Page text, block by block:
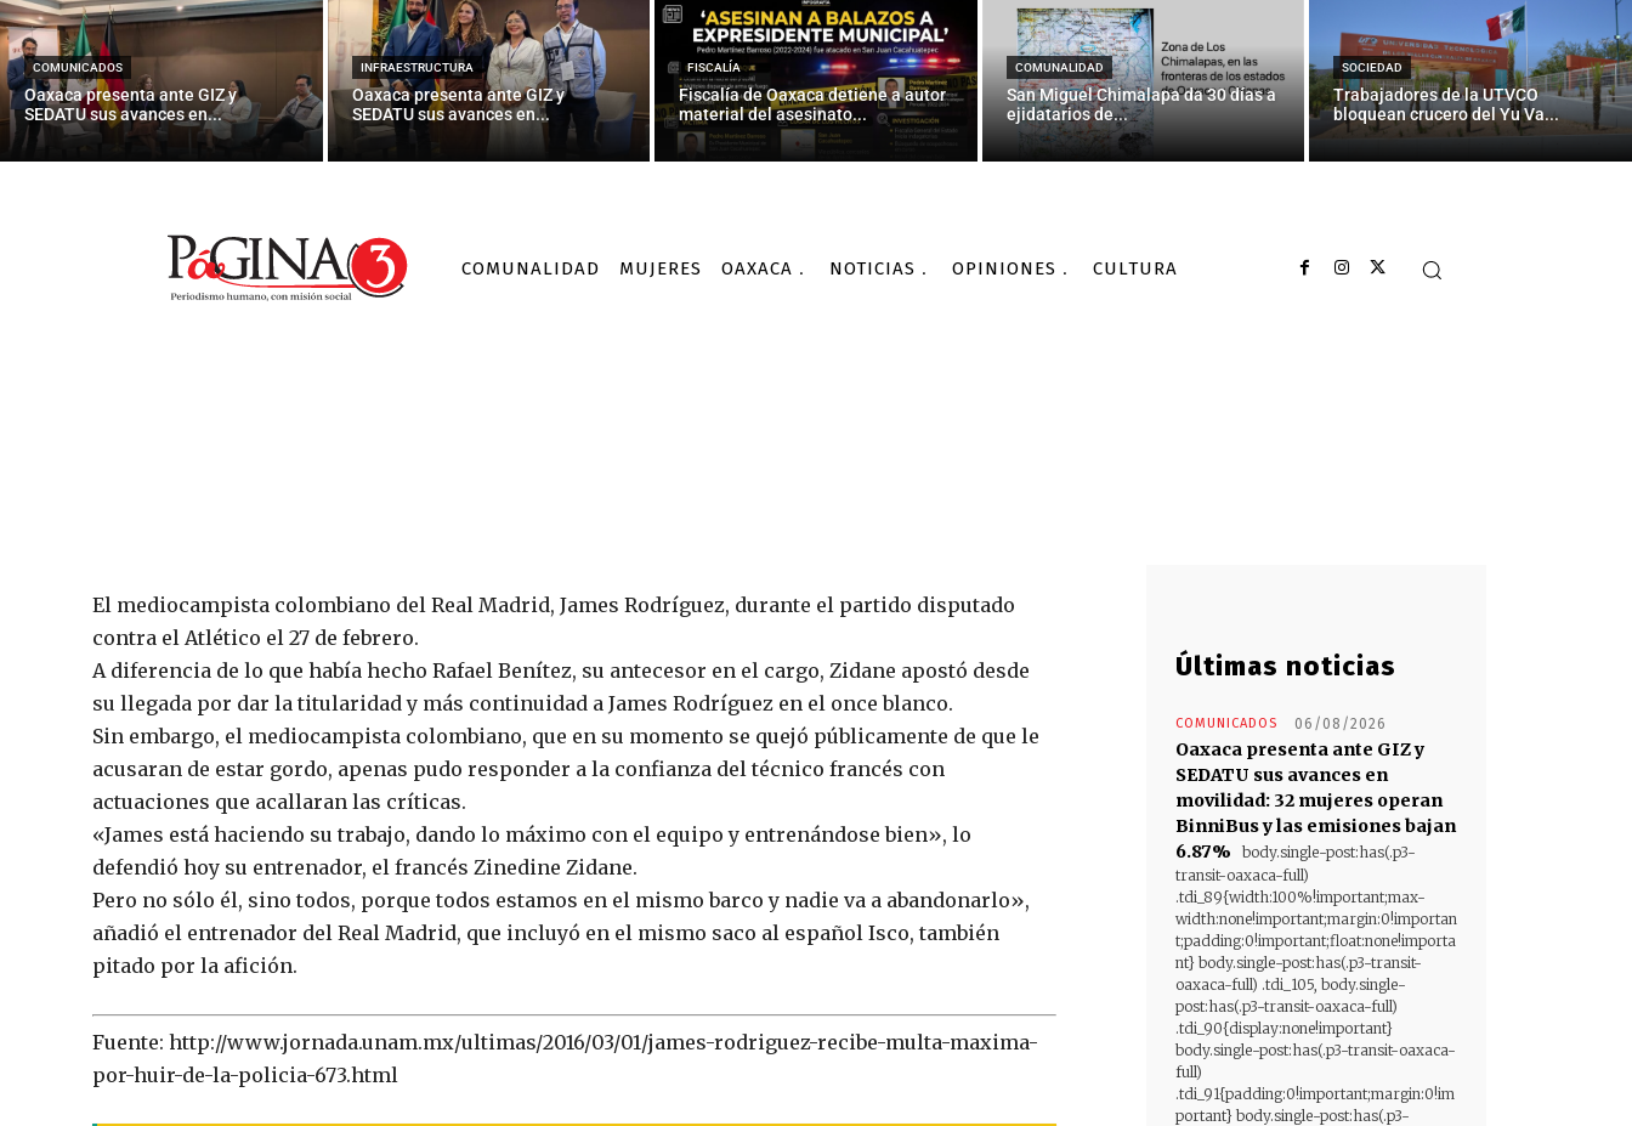
COMUNICADOS
Oaxaca presenta ante GIZ y
SEDATU sus avances en...
INFRAESTRUCTURA
Oaxaca presenta ante GIZ y
SEDATU sus avances en...
FISCALÍA
Fiscalía de Oaxaca detiene a autor
material del asesinato...
COMUNALIDAD
San Miguel Chimalapa da 30 días a
ejidatarios de...
SOCIEDAD
Trabajadores de la UTVCO
bloquean crucero del Yu Va...
COMUNALIDAD MUJERES OAXACA NOTICIAS OPINIONES CULTURA
policía — La Jornada
Por AGENCIA INFORMATIVA CONACYT - 02/03/2016
El mediocampista colombiano del Real Madrid, James Rodríguez, durante el partido disputado
contra el Atlético el 27 de febrero.
A diferencia de lo que había hecho Rafael Benítez, su antecesor en el cargo, Zidane apostó desde
su llegada por dar la titularidad y más continuidad a James Rodríguez en el once blanco.
Sin embargo, el mediocampista colombiano, que en su momento se quejó públicamente de que le
acusaran de estar gordo, apenas pudo responder a la confianza del técnico francés con
actuaciones que acallaran las críticas.
«James está haciendo su trabajo, dando lo máximo con el equipo y entrenándose bien», lo
defendió hoy su entrenador, el francés Zinedine Zidane.
Pero no sólo él, sino todos, porque todos estamos en el mismo barco y nadie va a abandonarlo»,
añadió el entrenador del Real Madrid, que incluyó en el mismo saco al español Isco, también
pitado por la afición.
Fuente: http://www.jornada.unam.mx/ultimas/2016/03/01/james-rodriguez-recibe-multa-maxima-
por-huir-de-la-policia-673.html
Últimas noticias
COMUNICADOS 06/08/2026
Oaxaca presenta ante GIZ y
SEDATU sus avances en
movilidad: 32 mujeres operan
BinniBus y las emisiones bajan
6.87%
body.single-post:has(.p3-
transit-oaxaca-full)
.tdi_89{width:100%!important;max-
width:none!important;margin:0!importan
t;padding:0!important;float:none!importa
nt} body.single-post:has(.p3-transit-
oaxaca-full) .tdi_105, body.single-
post:has(.p3-transit-oaxaca-full)
.tdi_90{display:none!important}
body.single-post:has(.p3-transit-oaxaca-
full)
.tdi_91{padding:0!important;margin:0!im
portant} body.single-post:has(.p3-